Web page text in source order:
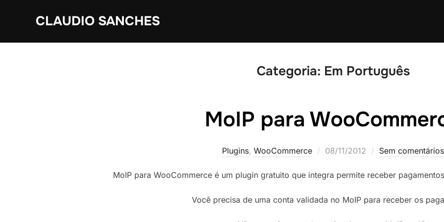
CLAUDIO SANCHES
Categoria: Em Português
MoIP para
Plugins, WooCommerce
Postado
08/11/2012 Sem comentários
MoIP para WooCommerce é um plugin gratuito que integra permite receber
Você precisa de uma conta validada no MoIP para receber os